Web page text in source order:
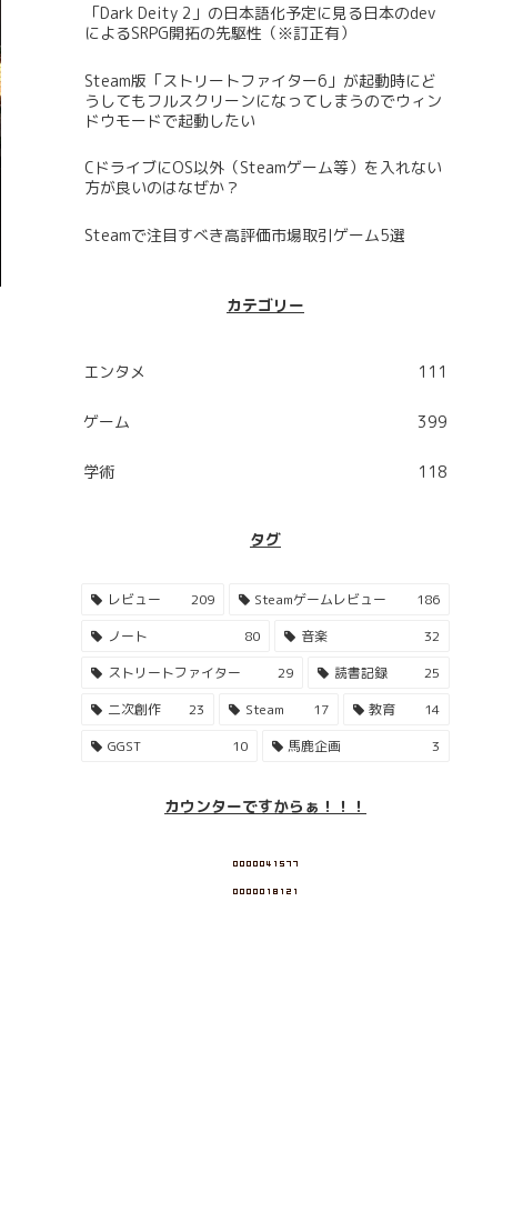
「Dark Deity 2」の日本語化予定に見る日本のdev
によるSRPG開拓の先駆性（※訂正有）
Steam版「ストリートファイター6」が起動時にど
うしてもフルスクリーンになってしまうのでウィン
ドウモードで起動したい
CドライブにOS以外（Steamゲーム等）を入れない
方が良いのはなぜか？
Steamで注目すべき高評価市場取引ゲーム5選
カテゴリー
エンタメ 111
ゲーム 399
学術 118
タグ
レビュー 209 Steamゲームレビュー
186
ノート
80 音楽
32
ストリートファイター
29 読書記録
25
二次創作
23 Steam 17 教育
14
GGST
10 馬鹿企画 3
カウンターですからぁ！！！